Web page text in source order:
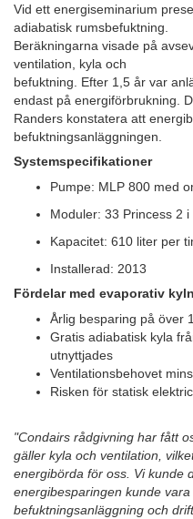
Vid ett energiseminarium
adiabatisk rumsbefuktning.
Beräkningarna visade på
ventilation, kyla och
befuktning. Efter 1,5 år var
endast på energiförbrukning.
Randers konstatera att
befuktningsanläggningen.
Systemspecifikationer
Pumpe: MLP 800 med
Moduler: 33 Princess 2
Kapacitet: 610 liter per
Installerad: 2013
Fördelar med evaporativ
Årlig besparing på över
Gratis adiabatisk kyla
utnyttjades
Ventilationsbehovet
Risken för statisk
"Condairs rådgivning har fått
gäller kyla och ventilation,
energibörda för oss. Vi kunde
energibesparingen kunde
befuktningsanläggning och